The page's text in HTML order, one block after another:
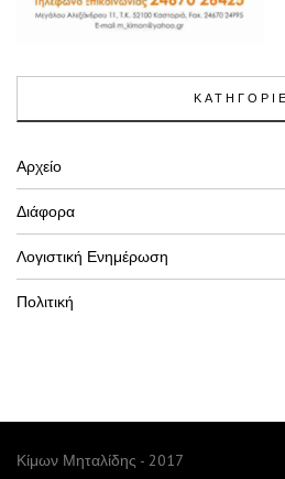
Αρχείο
Διάφορα
Λογιστική Ενημέρωση
Πολιτική
Κίμων Μηταλίδης - 2017